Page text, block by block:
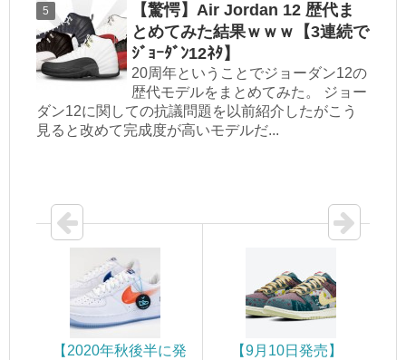
【驚愕】Air Jordan 12 歴代ま
とめてみた結果ｗｗｗ【3連続で
ｼﾞｮｰﾀﾞﾝ12ﾈﾀ】
20周年ということでジョーダン12の
歴代モデルをまとめてみた。 ジョー
ダン12に関しての抗議問題を以前紹介したがこう
見ると改めて完成度が高いモデルだ...
【2020年秋後半に発
【9月10日発売】